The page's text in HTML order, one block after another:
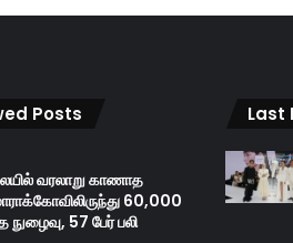
Posts
வரலாறு காணாத
60,000
நுழைவு, 57 பேர் பலி
Last